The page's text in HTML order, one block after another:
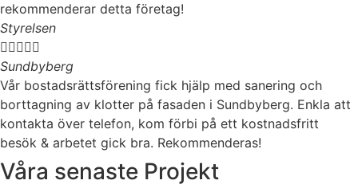
rekommenderar detta företag!
Styrelsen

Sundbyberg
Vår bostadsrättsförening fick hjälp med sanering och
borttagning av klotter på fasaden i Sundbyberg. Enkla att
kontakta över telefon, kom förbi på ett kostnadsfritt
besök & arbetet gick bra. Rekommenderas!
Våra senaste Projekt